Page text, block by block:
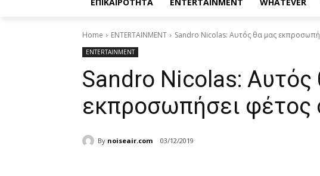
Home ENTERTAINMENT Sandro Nicolas: Αυτός θα μας
ENTERTAINMENT
Sandro Nicolas: Αυτός
εκπροσωπήσει φέτος
By noiseair.com 03/12/2019